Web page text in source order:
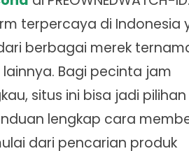
terpercaya di Indonesia
berbagai merek
lainnya. Bagi pecinta jam
situs ini bisa jadi pilihan
lengkap cara
dari pencarian produk